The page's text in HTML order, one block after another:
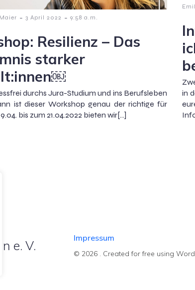
in
- 3 April 2022 - 9:58 a.m.
Resilienz – Das
starker
durchs Jura-Studium und ins Berufsleben
ist dieser Workshop genau der richtige für
bis zum 21.04.2022 bieten wir[…]
e. V. Impressum
© 2026 . Created for free using